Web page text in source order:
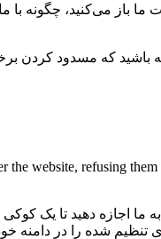
می‌کنید، چگونه با ما
باشید که مسدود کردن
the website, refusing
ما اجازه دهید تا یک
تنظیم شده را در دامنه